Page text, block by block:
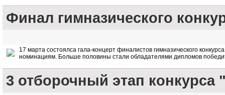
Финал гимназического
17 марта состоялса гала-концерт финалистов гимназического
номинациям. Больше половины стали обладателями дипломов
3 отборочный этап конкурса